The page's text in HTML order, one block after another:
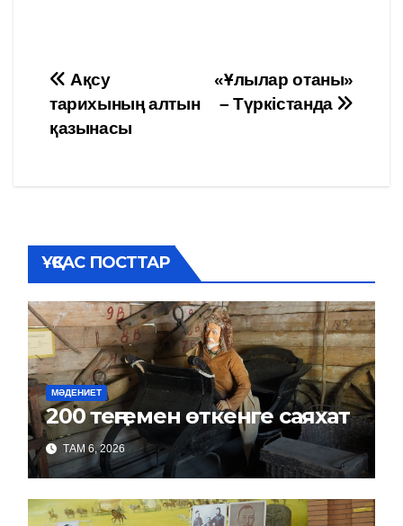
Навигация
по
«Ұлылар отаны»
– Түркістанда
Ақсу
тарихының алтын
қазынасы
ҰҚСАС ПОСТТАР
МӘДЕНИЕТ
200 теңгемен өткенге саяхат
ТАМ 6, 2026